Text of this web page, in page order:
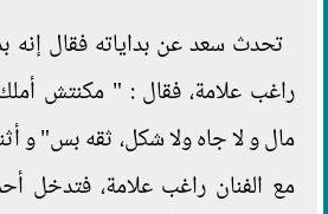
تحدث سعد عن بداياته فقال إنه
راغب علامة، فقال : " مكنتش
مال و لا جاه ولا شكل، ثقه بس" و
مع الفنان راغب علامة، فتدخل